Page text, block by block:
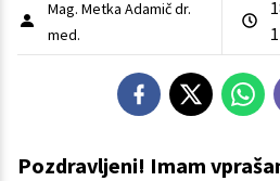
Mag. Metka Adamič dr.
med.
Pozdravljeni! Imam